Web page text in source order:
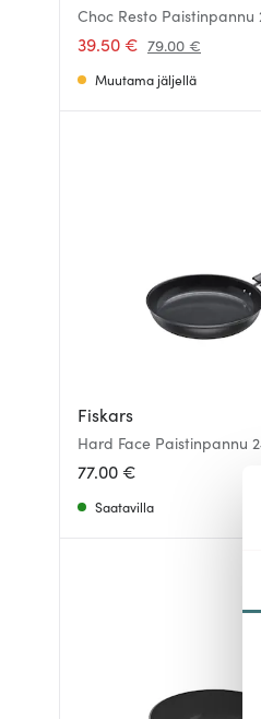
Choc Resto Paistinpannu
39.50 € 79.00 €
Muutama jäljellä
Fiskars
Hard Face Paistinpannu
77.00 €
Saatavilla